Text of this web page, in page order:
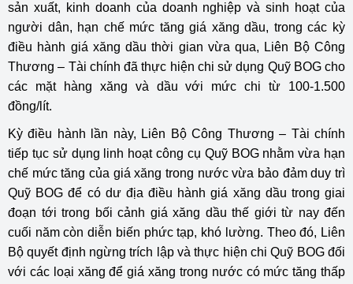
sản xuất, kinh doanh của doanh nghiệp và sinh hoạt của
người dân, hạn chế mức tăng giá xăng dầu, trong các kỳ
điều hành giá xăng dầu thời gian vừa qua, Liên Bộ Công
Thương – Tài chính đã thực hiện chi sử dụng Quỹ BOG cho
các mặt hàng xăng và dầu với mức chi từ 100-1.500
đồng/lít.
Kỳ điều hành lần này, Liên Bộ Công Thương – Tài chính
tiếp tục sử dụng linh hoạt công cụ Quỹ BOG nhằm vừa hạn
chế mức tăng của giá xăng trong nước vừa bảo đảm duy trì
Quỹ BOG để có dư địa điều hành giá xăng dầu trong giai
đoạn tới trong bối cảnh giá xăng dầu thế giới từ nay đến
cuối năm còn diễn biến phức tạp, khó lường. Theo đó, Liên
Bộ quyết định ngừng trích lập và thực hiện chi Quỹ BOG đối
với các loại xăng để giá xăng trong nước có mức tăng thấp